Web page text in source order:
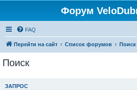
Форум
FAQ
Перейти на сайт Список форумов Поиск
Поиск
ЗАПРОС